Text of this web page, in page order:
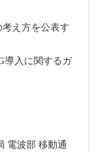
え方を公表す
入に関するガ
波部 移動通